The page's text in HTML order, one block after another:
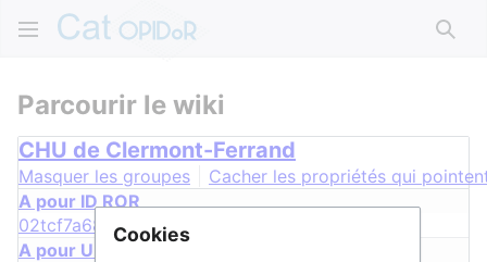
Parcourir le wiki
CHU de Clermont-Ferrand
Masquer les groupes
Cacher les propriétés qui
A pour ID ROR
02tcf7a68
+
A pour URL
Cookies